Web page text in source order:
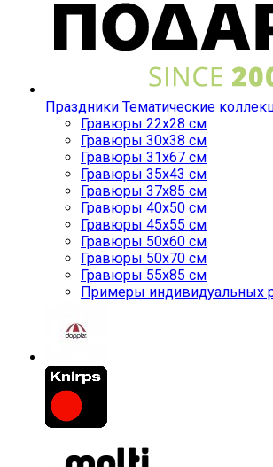
Праздники Тематические
Гравюры 22x28 см
Гравюры 30x38 см
Гравюры 31x67 см
Гравюры 35x43 см
Гравюры 37x85 см
Гравюры 40x50 см
Гравюры 45x55 см
Гравюры 50x60 см
Гравюры 50x70 см
Гравюры 55x85 см
Примеры индивидуальных